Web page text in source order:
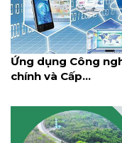
Ứng dụng Công
chính và Cấp...